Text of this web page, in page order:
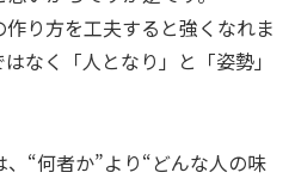
り方を工夫すると強くなれま
なく「人となり」と「姿勢」
“何者か”より“どんな人の味